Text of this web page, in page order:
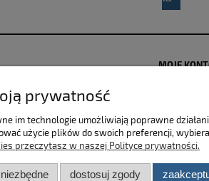
MOJE
prywatność
im technologie umożliwiają poprawne
użycie plików do swoich preferencji,
przeczytasz w naszej Polityce prywatności.
dostosuj zgody